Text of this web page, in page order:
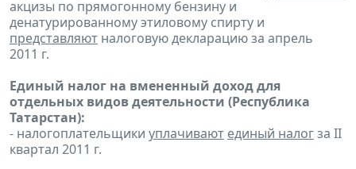
акцизы по прямогонному бензину и
денатурированному этиловому спирту и
представляют налоговую декларацию за апрель
2011 г.
Единый налог на вмененный доход для
отдельных видов деятельности (Республика
Татарстан):
- налогоплательщики уплачивают единый налогза II
квартал 2011 г.